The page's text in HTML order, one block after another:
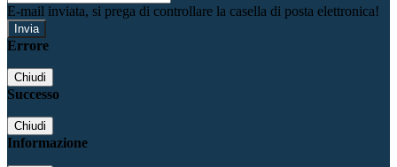
E-mail inviata, si prega di controllare la casella di posta elettronica!
Errore
Chiudi
Successo
Chiudi
Informazione